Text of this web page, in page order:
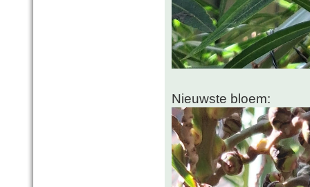
Nieuwste bloem: